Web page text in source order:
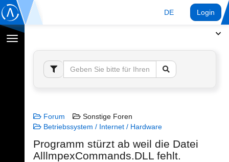
DE Login
Navigation
umschalten
Forum
Sonstige Foren
Betriebssystem / Internet / Hardware
Programm stürzt ab weil die Datei
AlllmpexCommands.DLL fehlt.